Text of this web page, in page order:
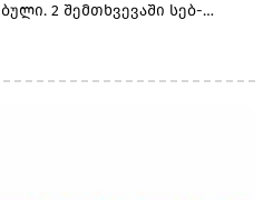
2 შემთხვევაში სებ-
გადასახდელი.მისოს
შემოსავალი (2 237 830